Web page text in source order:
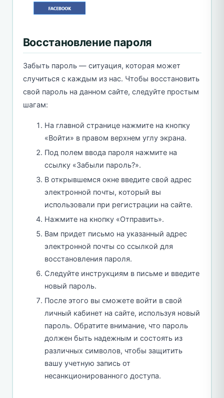
Восстановление пароля
Забыть пароль — ситуация, которая может
случиться с каждым из нас. Чтобы восстановить
свой пароль на данном сайте, следуйте простым
шагам:
На главной странице нажмите на кнопку
«Войти» в правом верхнем углу экрана.
Под полем ввода пароля нажмите на
ссылку «Забыли пароль?».
В открывшемся окне введите свой адрес
электронной почты, который вы
использовали при регистрации на сайте.
Нажмите на кнопку «Отправить».
Вам придет письмо на указанный адрес
электронной почты со ссылкой для
восстановления пароля.
Следуйте инструкциям в письме и введите
новый пароль.
После этого вы сможете войти в свой
личный кабинет на сайте, используя новый
пароль. Обратите внимание, что пароль
должен быть надежным и состоять из
различных символов, чтобы защитить
вашу учетную запись от
несанкционированного доступа.